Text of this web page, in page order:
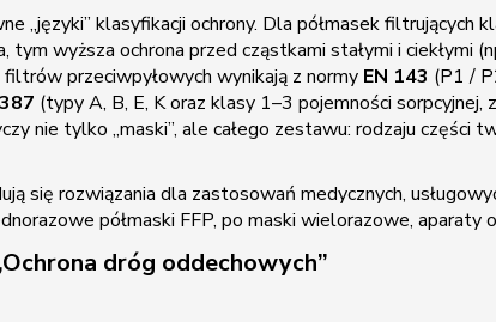
„języki” klasyfikacji ochrony. Dla półmasek filtrujących
tym wyższa ochrona przed cząstkami stałymi i ciekłymi
przeciwpyłowych wynikają z normy EN 143 (P1 /
(typy A, B, E, K oraz klasy 1–3 pojemności
nie tylko „maski”, ale całego zestawu: rodzaju części
się rozwiązania dla zastosowań medycznych,
półmaski FFP, po maski wielorazowe, aparaty
dróg oddechowych”